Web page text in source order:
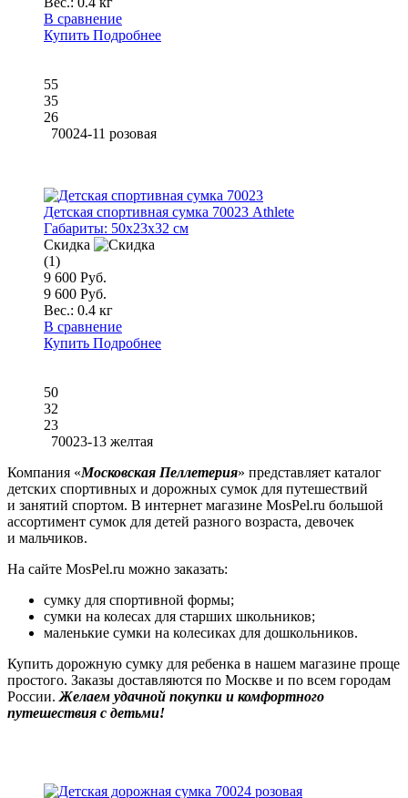
В сравнение
Купить Подробнее
55
35
26
70024-11 розовая
Детская спортивная сумка 70023 Athlete
Габариты: 50x23x32 см
Скидка
(1)
9 600 Руб.
9 600 Руб.
Вес.: 0.4 кг
В сравнение
Купить Подробнее
50
32
23
70023-13 желтая
Компания «Московская Пеллетерия» представляет каталог
детских спортивных и дорожных сумок для путешествий
и занятий спортом. В интернет магазине MosPel.ru большой
ассортимент сумок для детей разного возраста, девочек
и мальчиков.
На сайте MosPel.ru можно заказать:
сумку для спортивной формы;
сумки на колесах для старших школьников;
маленькие сумки на колесиках для дошкольников.
Купить дорожную сумку для ребенка в нашем магазине проще
простого. Заказы доставляются по Москве и по всем городам
России. Желаем удачной покупки и комфортного
путешествия с детьми!